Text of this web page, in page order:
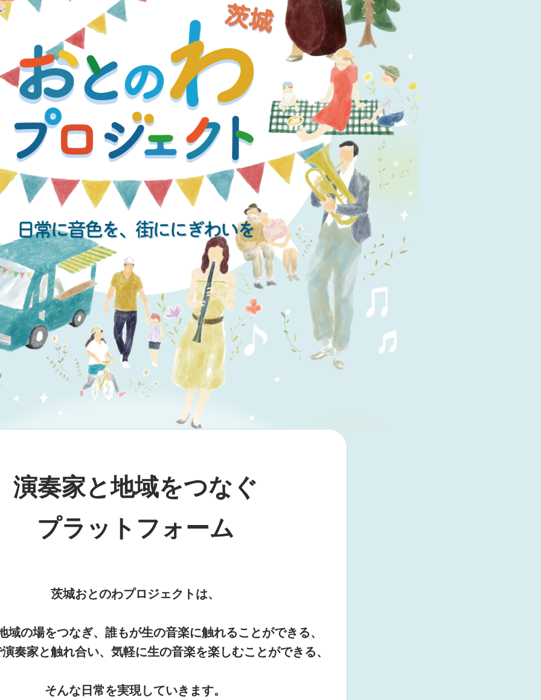
演奏家と地域をつなぐ
プラットフォーム
茨城おとのわプロジェクトは、
域の場をつなぎ、誰もが生の音楽に触れることができる、
奏家と触れ合い、気軽に生の音楽を楽しむことができる、
そんな日常を実現していきます。